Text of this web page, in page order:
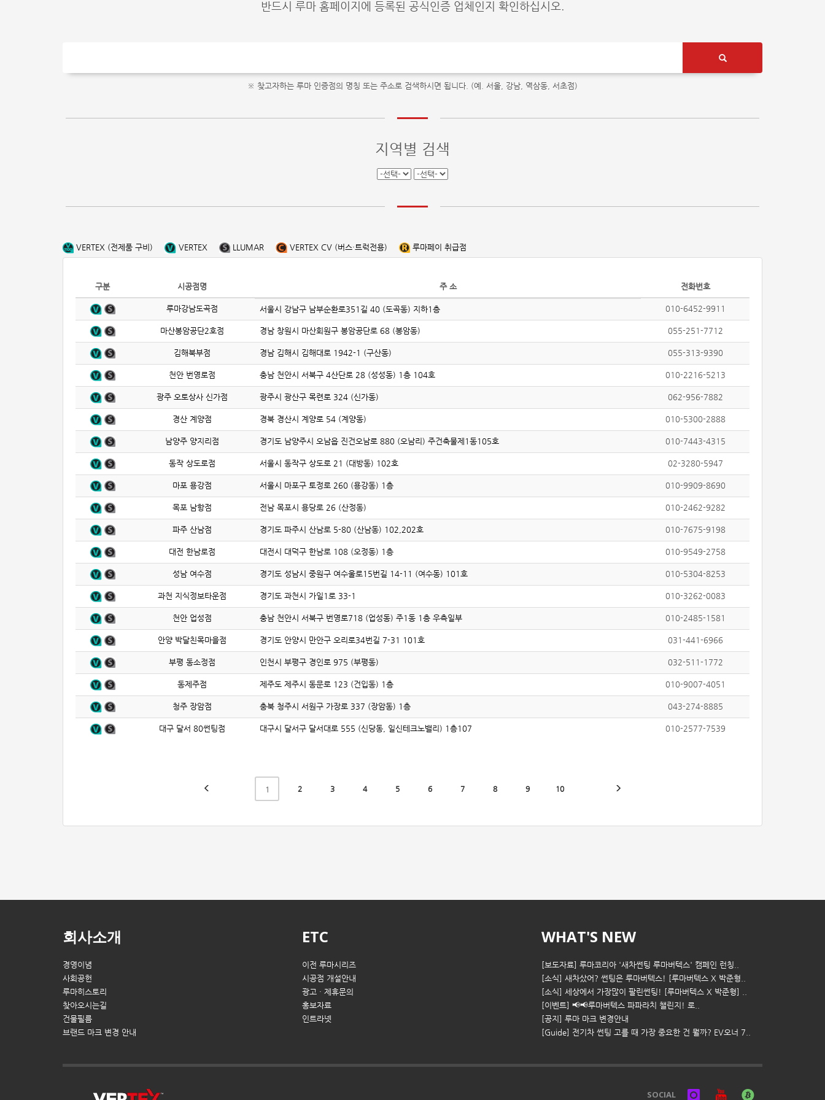
반드시 루마 홈페이지에 등록된 공식인증 업체인지 확인하십시오.
※ 찾고자하는 루마 인증점의 명칭 또는 주소로 검색하시면 됩니다. (예. 서울, 강남, 역삼동, 서초점)
지역별 검색
VERTEX (전제품 구비) VERTEX LLUMAR VERTEX CV (버스·트럭전용) 루마페이 취급점
구분 시공점명 주 소 전화번호
루마강남도곡점 서울시 강남구 남부순환로351길 40 (도곡동) 지하1층 010-6452-9911
마산봉암공단2호점 경남 창원시 마산회원구 봉암공단로 68 (봉암동) 055-251-7712
김해북부점 경남 김해시 김해대로 1942-1 (구산동) 055-313-9390
천안 번영로점 충남 천안시 서북구 4산단로 28 (성성동) 1층 104호 010-2216-5213
광주 오토상사 신가점 광주시 광산구 목련로 324 (신가동) 062-956-7882
경산 계양점 경북 경산시 계양로 54 (계양동) 010-5300-2888
남양주 양지리점 경기도 남양주시 오남읍 진건오남로 880 (오남리) 주건축물제1동105호 010-7443-4315
동작 상도로점 서울시 동작구 상도로 21 (대방동) 102호 02-3280-5947
마포 용강점 서울시 마포구 토정로 260 (용강동) 1층 010-9909-8690
목포 남항점 전남 목포시 용당로 26 (산정동) 010-2462-9282
파주 산남점 경기도 파주시 산남로 5-80 (산남동) 102,202호 010-7675-9198
대전 한남로점 대전시 대덕구 한남로 108 (오정동) 1층 010-9549-2758
성남 여수점 경기도 성남시 중원구 여수울로15번길 14-11 (여수동) 101호 010-5304-8253
과천 지식정보타운점 경기도 과천시 가일1로 33-1 010-3262-0083
천안 업성점 충남 천안시 서북구 번영로718 (업성동) 주1동 1층 우측일부 010-2485-1581
안양 박달친목마을점 경기도 안양시 만안구 오리로34번길 7-31 101호 031-441-6966
부평 동소정점 인천시 부평구 경인로 975 (부평동) 032-511-1772
동제주점 제주도 제주시 동문로 123 (건입동) 1층 010-9007-4051
청주 장암점 충북 청주시 서원구 가장로 337 (장암동) 1층 043-274-8885
대구 달서 80썬팅점 대구시 달서구 달서대로 555 (신당동, 일신테크노밸리) 1층107 010-2577-7539
1 2 3 4 5 6 7 8 9 10
회사소개
경영이념
사회공헌
루마히스토리
찾아오시는길
건물필름
브랜드 마크 변경 안내
ETC
이전 루마시리즈
시공점 개설안내
광고 · 제휴문의
홍보자료
인트라넷
WHAT'S NEW
[보도자료] 루마코리아 '새차썬팅 루마버텍스' 캠페인 런칭..
[소식] 새차샀어? 썬팅은 루마버텍스! [루마버텍스 X 박준형..
[소식] 세상에서 가장많이 팔린썬팅! [루마버텍스 X 박준형] ..
[이벤트] 📢📢루마버텍스 파파라치 챌린지! 로..
[공지] 루마 마크 변경안내
[Guide] 전기차 썬팅 고를 때 가장 중요한 건 뭘까? EV오너 7..
SOCIAL